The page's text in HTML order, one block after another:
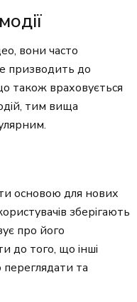
вони часто
призводить до
також враховується
тим вища
основою для нових
зберігають
про його
до того, що інші
переглядати та